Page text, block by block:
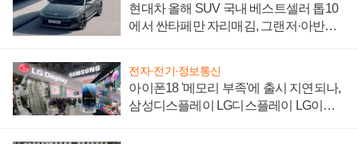
현대차 올해 SUV 국내 베스트셀러 톱10
에서 싼타페만 자리매김, 그랜저·아반떼
전자·전기·정보통신
아이폰18 '메모리 부족'에 출시 지연되나,
삼성디스플레이 LG디스플레이 LG이노